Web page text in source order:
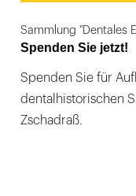
Sammlung "Dentales
Spenden Sie jetzt!
Spenden Sie für
dentalhistorischen
Zschadraß.